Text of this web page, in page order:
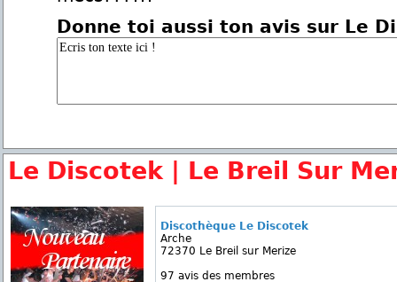
Donne toi aussi ton avis sur Le
Le Discotek | Le Breil Sur
Discothèque Le Discotek
Arche
72370 Le Breil sur Merize
97 avis des membres